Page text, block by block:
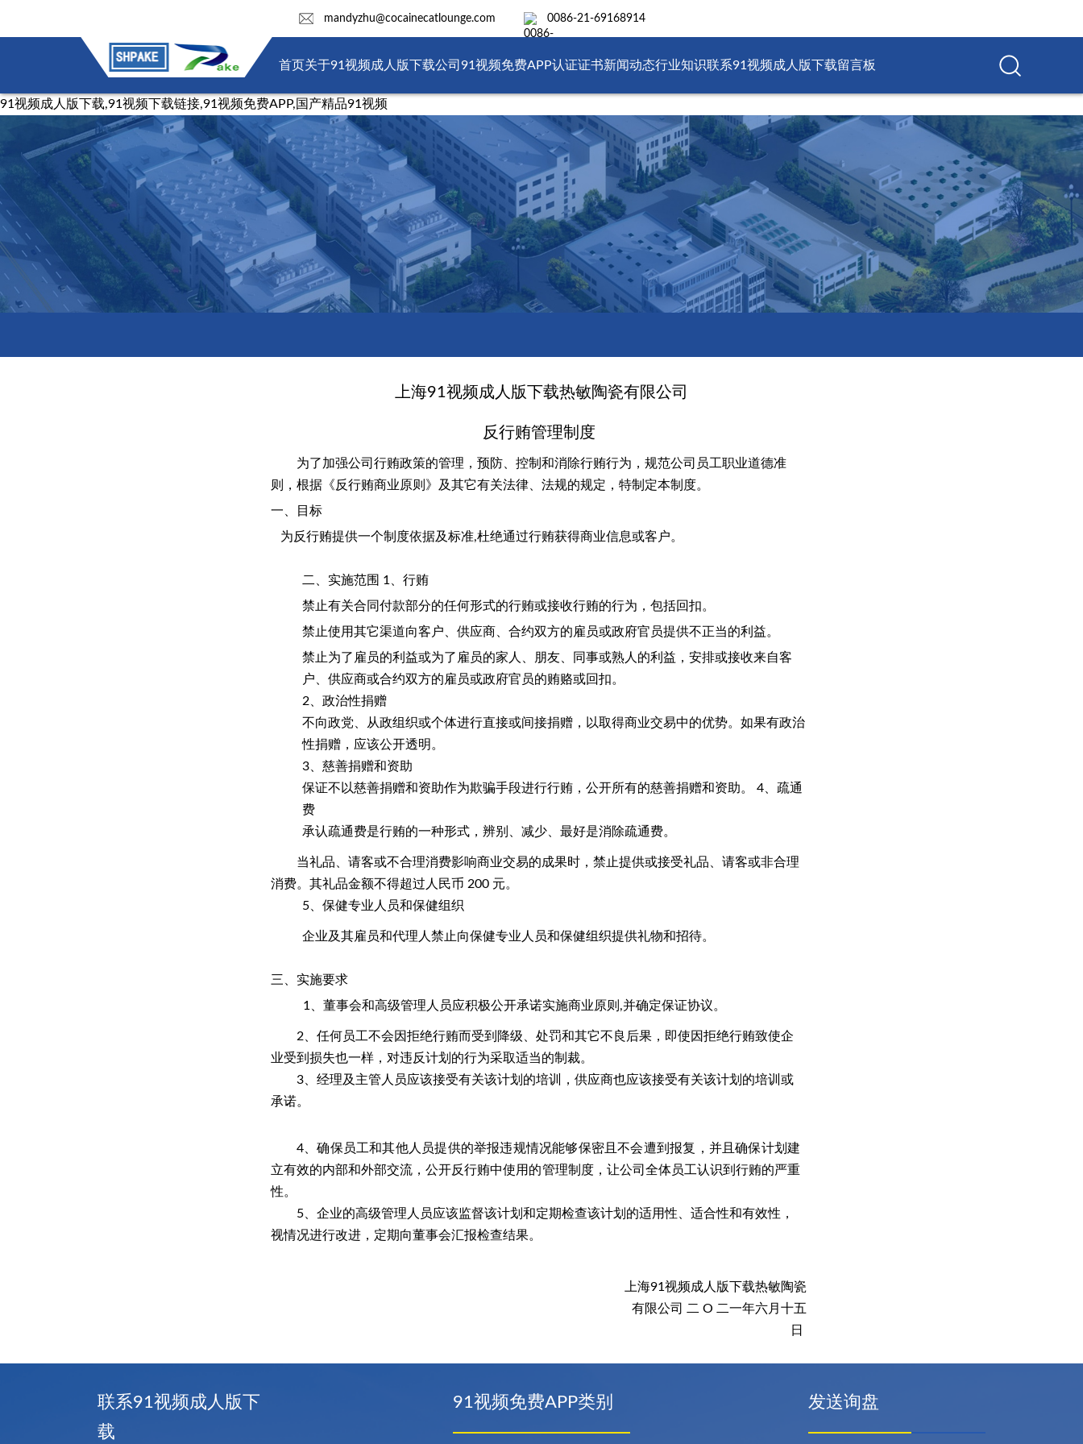
91视频成人版下载,91视频下载链接,91视频免费APP,国产精品91视频
mandyzhu@cocainecatlounge.com 0086-21-69168914
首页关于91视频成人版下载公司91视频免费APP认证证书新闻动态行业知识联系91视频成人版下载留言板
上海91视频成人版下载热敏陶瓷有限公司
反行贿管理制度
为了加强公司行贿政策的管理，预防、控制和消除行贿行为，规范公司员工职业道德准
则，根据《反行贿商业原则》及其它有关法律、法规的规定，特制定本制度。
一、目标
为反行贿提供一个制度依据及标准,杜绝通过行贿获得商业信息或客户。
二、实施范围 1、行贿
禁止有关合同付款部分的任何形式的行贿或接收行贿的行为，包括回扣。
禁止使用其它渠道向客户、供应商、合约双方的雇员或政府官员提供不正当的利益。
禁止为了雇员的利益或为了雇员的家人、朋友、同事或熟人的利益，安排或接收来自客
户、供应商或合约双方的雇员或政府官员的贿赂或回扣。
2、政治性捐赠
不向政党、从政组织或个体进行直接或间接捐赠，以取得商业交易中的优势。如果有政治
性捐赠，应该公开透明。
3、慈善捐赠和资助
保证不以慈善捐赠和资助作为欺骗手段进行行贿，公开所有的慈善捐赠和资助。 4、疏通
费
承认疏通费是行贿的一种形式，辨别、减少、最好是消除疏通费。
当礼品、请客或不合理消费影响商业交易的成果时，禁止提供或接受礼品、请客或非合理
消费。其礼品金额不得超过人民币 200 元。
5、保健专业人员和保健组织
企业及其雇员和代理人禁止向保健专业人员和保健组织提供礼物和招待。
三、实施要求
1、 董事会和高级管理人员应积极公开承诺实施商业原则 ,并确定保证协议。
2、 任何员工不会因拒绝行贿而受到降级、处罚和其它不良后果，即使因拒绝行贿致使企
业受到损失也一样，对违反计划的行为采取适当的制裁。
3、 经理及主管人员应该接受有关该计划的培训，供应商也应该接受有关该计划的培训或
承诺。
4、确保员工和其他人员提供的举报违规情况能够保密且不会遭到报复，并且确保计划建
立有效的内部和外部交流，公开反行贿中使用的管理制度，让公司全体员工 认识到行贿的严重
性。
5、 企业的高级管理人员应该监督该计划和定期检查该计划的适用性、适合性和有效性，
视情况进行改进，定期向董事会汇报检查结果。
上海91视频成人版下载热敏陶瓷
有限公司
二 O 二一年六月十五
日
联系91视频成人版下
载
91视频免费APP类别 发送询盘